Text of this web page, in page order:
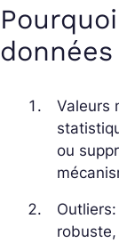
Valeurs
ou